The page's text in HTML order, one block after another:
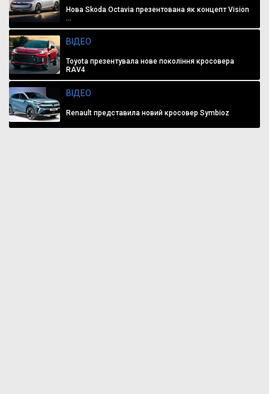
Нова Skoda Octavia презентована як концепт Vision
...
ВІДЕО
Toyota презентувала нове покоління кросовера
RAV4
ВІДЕО
Renault представила новий кросовер Symbioz